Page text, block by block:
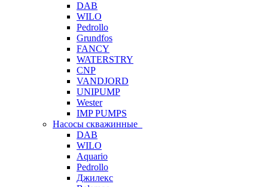
DAB
WILO
Pedrollo
Grundfos
FANCY
WATERSTRY
CNP
VANDJORD
UNIPUMP
Wester
IMP PUMPS
Насосы скважинные
DAB
WILO
Aquario
Pedrollo
Джилекс